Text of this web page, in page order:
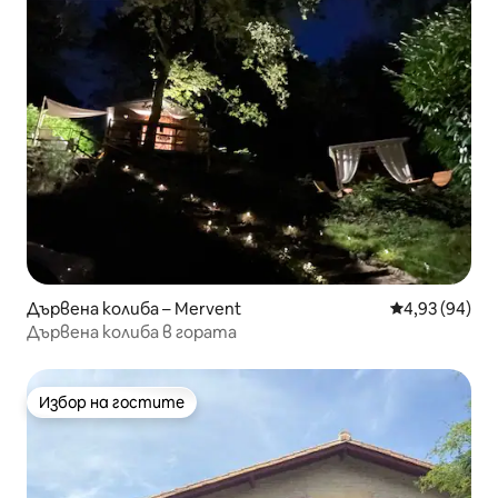
Дървена колиба – Mervent Средна
4,93 (94)
Дървена колиба в гората
Избор на гостите
Избор на гостите